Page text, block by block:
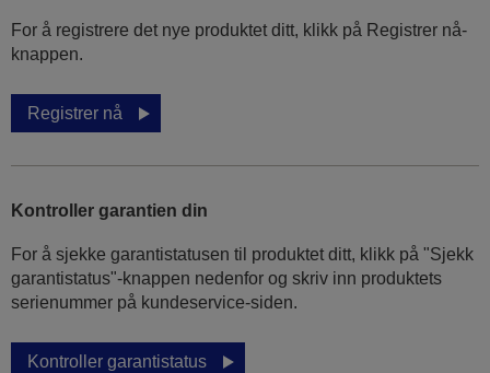
For å registrere det nye produktet ditt, klikk på Registrer nå-
knappen.
Registrer nå
Kontroller garantien din
For å sjekke garantistatusen til produktet ditt, klikk på "Sjekk
garantistatus"-knappen nedenfor og skriv inn produktets
serienummer på kundeservice-siden.
Kontroller garantistatus